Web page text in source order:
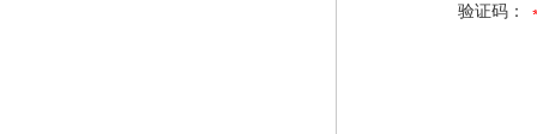
验证码：